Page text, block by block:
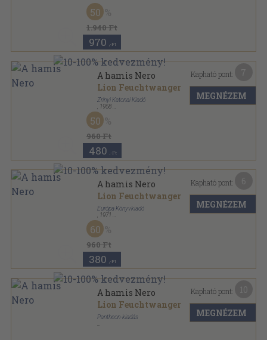
Félvászon
1.940 Ft
50
970 ,-Ft
A hamis Nero
Lion Feuchtwanger
Zrínyi Katonai Kiadó
1958
Félvászon
960 Ft
50
480 ,-Ft
Kapható pont:
MEGNÉZEM
A hamis Nero
Lion Feuchtwanger
Európa Könyvkiadó
1971
Vászon
A világirodalom remekei sorozat
960 Ft
60
380 ,-Ft
Kapható pont:
MEGNÉZEM
A hamis Nero
Lion Feuchtwanger
Pantheon-kiadás
Kapható pont:
MEGNÉZEM